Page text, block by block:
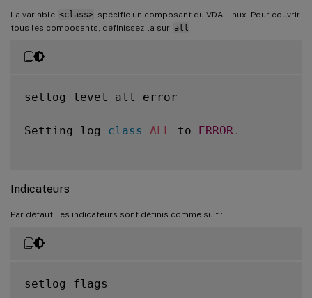
La variable <class> spécifie un composant du VDA Linux. Pour couvrir
tous les composants, définissez-la sur all :
setlog level all error
Setting log class ALL to ERROR .
Indicateurs
Par défaut, les indicateurs sont définis comme suit :
setlog flags